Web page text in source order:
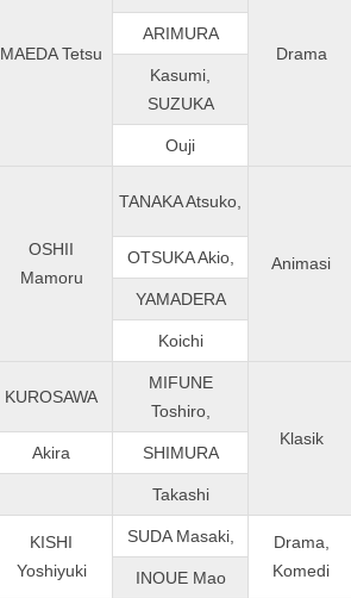
MAEDA Tetsu Drama
ARIMURA
Kasumi,
SUZUKA
Ouji
OSHII
Mamoru
TANAKA Atsuko,
Animasi
OTSUKA Akio,
YAMADERA
Koichi
KUROSAWA
MIFUNE
Toshiro,
Klasik
Akira SHIMURA
Takashi
KISHI
Yoshiyuki
SUDA Masaki,
Drama,
Komedi
INOUE Mao